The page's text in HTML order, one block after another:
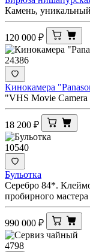
Камень,
120 000 ₽
24386
Кинокамера
"VHS Movie
18 200 ₽
10540
Бульотка
Серебро 84*.
пробирного
990 000 ₽
4798